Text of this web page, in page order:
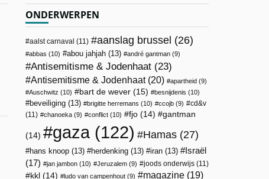
ONDERWERPEN
aalst carnaval (11) aanslag brussel (26)
abbas (10) abou jahjah (13) andré gantman (9)
Antisemitisme & Jodenhaat (23)
Antisemitisme & Jodenhaat(20) apartheid (9)
Auschwitz (10) bart de wever (15) besnijdenis (10)
beveiliging (13) brigitte herremans (10) ccojb (9)
cd&v
(11)
chanoeka (9) conflict (10) fjo (14) gantman
(14) gaza(122) Hamas (27)
hans knoop (13) herdenking (13) iran (13)
Israël
(17)
jan jambon (10) Jeruzalem (9) joods onderwijs (11)
kkl (14) ludo van campenhout (9) magazine (19)